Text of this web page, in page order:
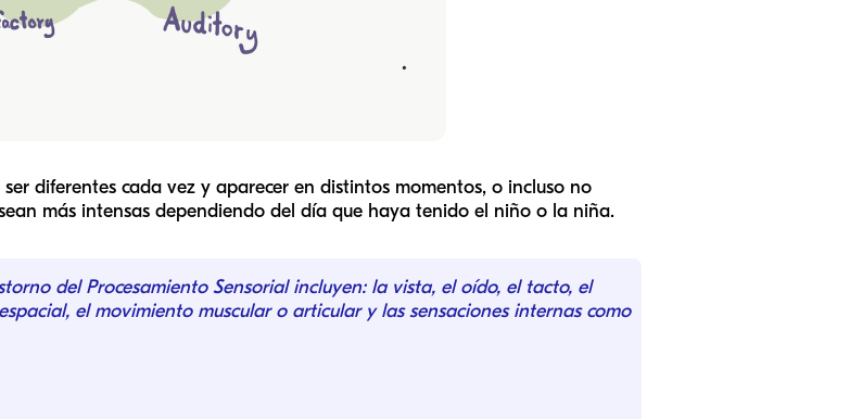
diferentes cada vez y aparecer en distintos momentos, o incluso no
más intensas dependiendo del día que haya tenido el niño o la niña.
del Procesamiento Sensorial incluyen: la vista, el oído, el tacto, el
el movimiento muscular o articular y las sensaciones internas como